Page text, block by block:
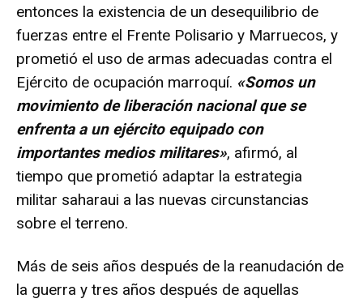
entonces la existencia de un desequilibrio de
fuerzas entre el Frente Polisario y Marruecos, y
prometió el uso de armas adecuadas contra el
Ejército de ocupación marroquí. «Somos un
movimiento de liberación nacional que se
enfrenta a un ejército equipado con
importantes medios militares», afirmó, al
tiempo que prometió adaptar la estrategia
militar saharaui a las nuevas circunstancias
sobre el terreno.
Más de seis años después de la reanudación de
la guerra y tres años después de aquellas